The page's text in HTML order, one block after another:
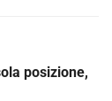
posizione,